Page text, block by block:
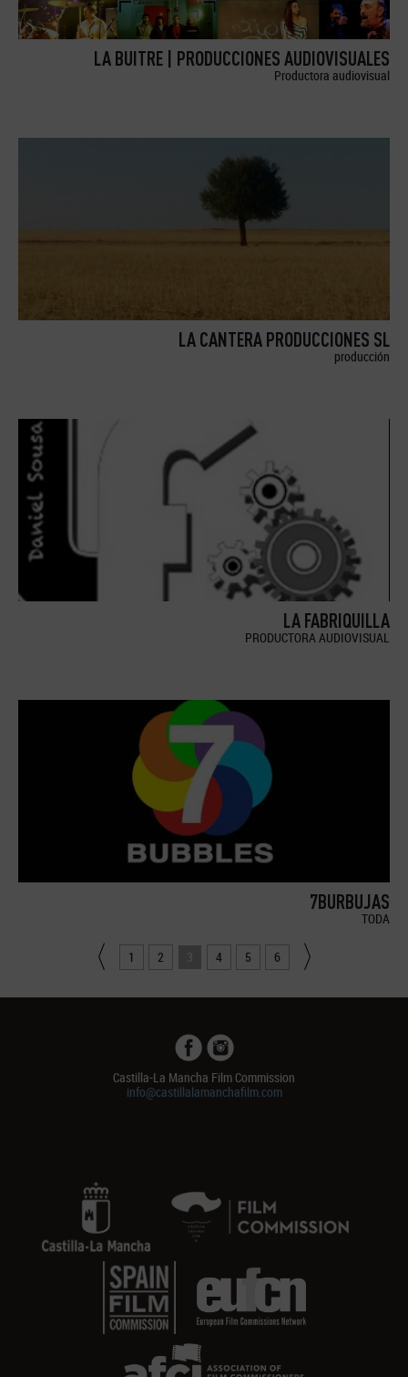
LA BUITRE | PRODUCCIONES AUDIOVISUALES
Productora audiovisual
LA CANTERA PRODUCCIONES SL
producción
LA FABRIQUILLA
PRODUCTORA AUDIOVISUAL
7BURBUJAS
TODA
1 2 3 4 5 6
Castilla-La Mancha Film Commission
info@castillalamanchafilm.com